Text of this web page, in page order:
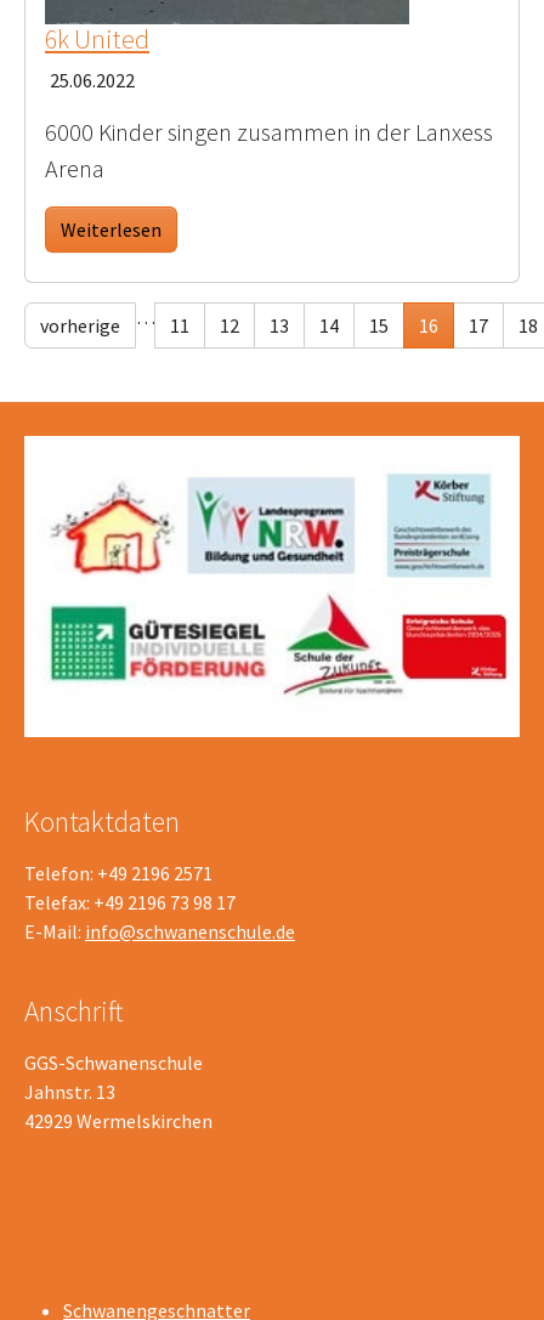
6k United
25.06.2022
6000 Kinder singen zusammen in der Lanxess
Arena
Weiterlesen
vorherige … 11 12 13 14 15 16 17 18
Kontaktdaten
Telefon: +49 2196 2571
Telefax: +49 2196 73 98 17
E-Mail: info@schwanenschule.de
Anschrift
GGS-Schwanenschule
Jahnstr. 13
42929 Wermelskirchen
Schwanengeschnatter